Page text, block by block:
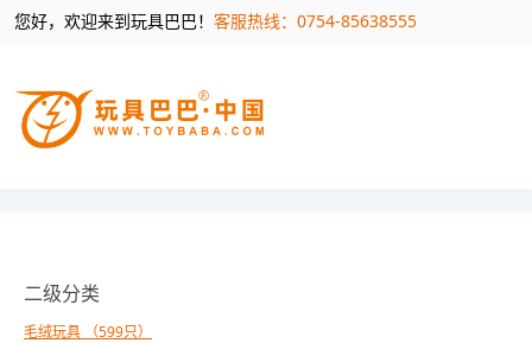
您好，欢迎来到玩具巴巴！ 客服热线：0754-85638555
二级分类
毛绒玩具 （599只）